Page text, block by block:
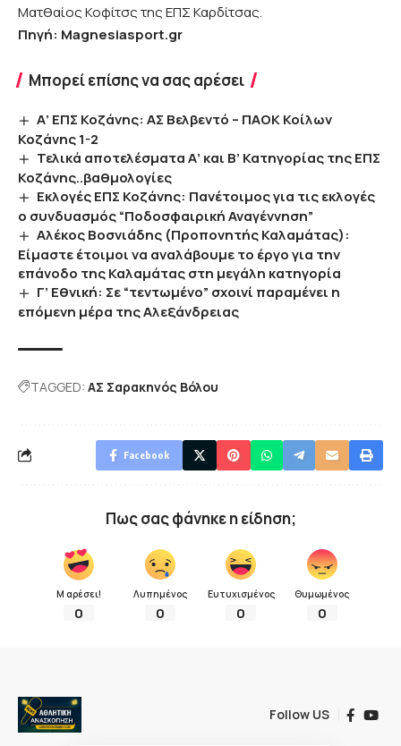
Ματθαίος Κοφίτσς της ΕΠΣ Καρδίτσας.
Πηγή: Magnesiasport.gr
Μπορεί επίσης να σας αρέσει
Α’ ΕΠΣ Κοζάνης: ΑΣ Βελβεντό – ΠΑΟΚ Κοίλων
Κοζάνης 1-2
Τελικά αποτελέσματα Α’ και Β’ Κατηγορίας της ΕΠΣ
Κοζάνης..βαθμολογίες
Εκλογές ΕΠΣ Κοζάνης: Πανέτοιμος για τις εκλογές
ο συνδυασμός “Ποδοσφαιρική Αναγέννηση”
Αλέκος Βοσνιάδης (Προπονητής Καλαμάτας):
Είμαστε έτοιμοι να αναλάβουμε το έργο για την
επάνοδο της Καλαμάτας στη μεγάλη κατηγορία
Γ’ Εθνική: Σε “τεντωμένο” σχοινί παραμένει η
επόμενη μέρα της Αλεξάνδρειας
TAGGED: ΑΣ Σαρακηνός Βόλου
Facebook
Πως σας φάνηκε η είδηση;
Μ αρέσει!
0
Λυπημένος
0
Ευτυχισμένος
0
Θυμωμένος
0
Follow US